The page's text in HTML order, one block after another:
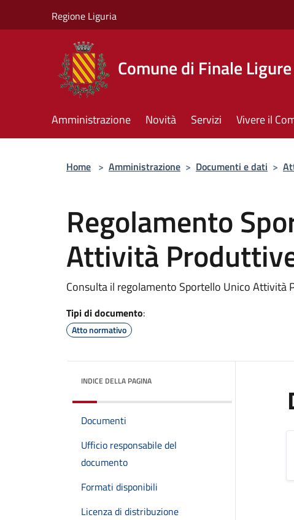
Regione Liguria
Comune di Finale Ligure
Amministrazione Novità Servizi Vivere il
Home > Amministrazione > Documenti e dati >
Regolamento
Attività
Consulta il regolamento Sportello Unico Attività
Tipi di documento:
Atto normativo
INDICE DELLA PAGINA
Documenti
Ufficio responsabile del
documento
Formati disponibili
Licenza di distribuzione